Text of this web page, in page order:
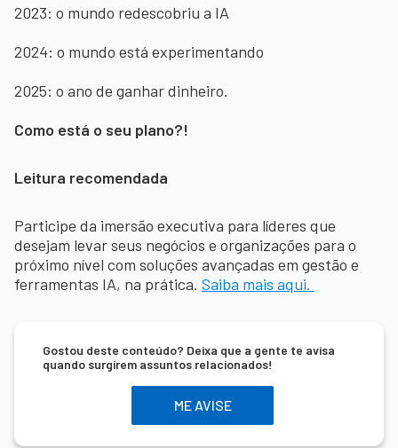
2023: o mundo redescobriu a IA
2024: o mundo está experimentando
2025: o ano de ganhar dinheiro.
Como está o seu plano?!
Leitura recomendada
Participe da imersão executiva para líderes que
desejam levar seus negócios e organizações para o
próximo nível com soluções avançadas em gestão e
ferramentas IA, na prática. Saiba mais aqui.
Gostou deste conteúdo? Deixa que a gente te avisa
quando surgirem assuntos relacionados!
ME AVISE